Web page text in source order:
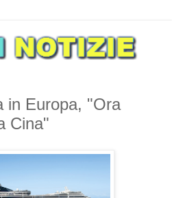
in Europa, "Ora
Cina"